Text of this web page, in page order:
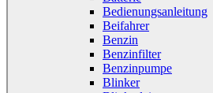
Bedienungsanleitung
Beifahrer
Benzin
Benzinfilter
Benzinpumpe
Blinker